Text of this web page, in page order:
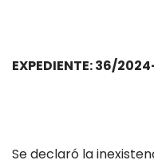
EXPEDIENTE: 36/
Se declaró la